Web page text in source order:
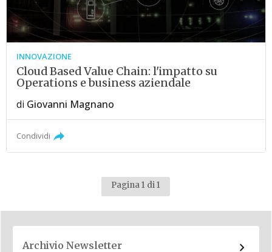
INNOVAZIONE
Cloud Based Value Chain: l'impatto su
Operations e business aziendale
di Giovanni Magnano
Condividi
Pagina 1 di 1
Archivio Newsletter